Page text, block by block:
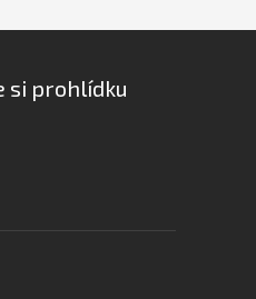
si prohlídku